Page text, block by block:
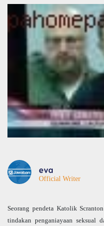
eva
Official Writer
Seorang pendeta Katolik
tindakan penganiayaan seksual